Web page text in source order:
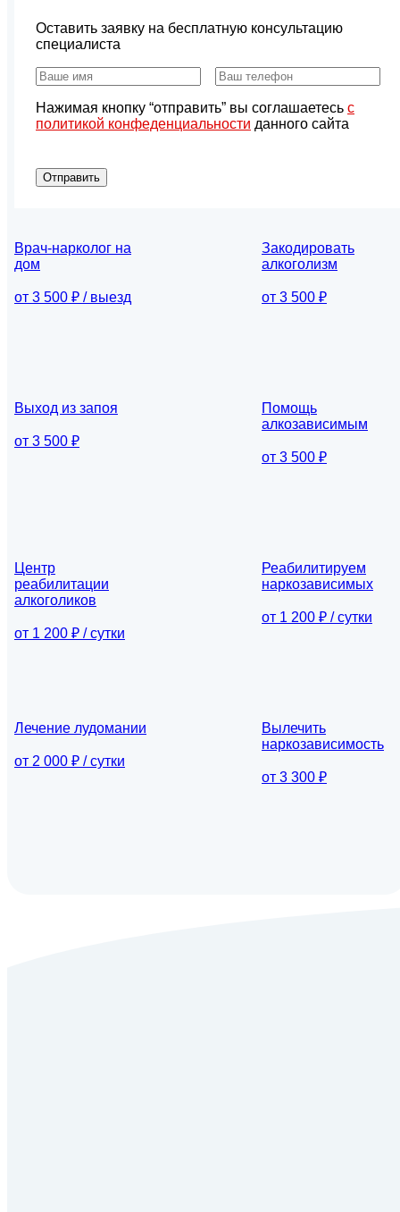
Оставить заявку на бесплатную консультацию
специалиста
Нажимая кнопку “отправить” вы соглашаетесь с
политикой конфеденциальности данного сайта
Отправить
Врач-нарколог на
дом
от 3 500 ₽ / выезд
Закодировать
алкоголизм
от 3 500 ₽
Выход из запоя
от 3 500 ₽
Помощь
алкозависимым
от 3 500 ₽
Центр
реабилитации
алкоголиков
от 1 200 ₽ / сутки
Реабилитируем
наркозависимых
от 1 200 ₽ / сутки
Лечение лудомании
от 2 000 ₽ / сутки
Вылечить
наркозависимость
от 3 300 ₽